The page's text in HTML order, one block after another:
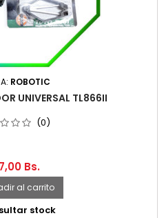
ROBOTIC
UNIVERSAL TL866II
(0)
Bs.
al carrito
stock